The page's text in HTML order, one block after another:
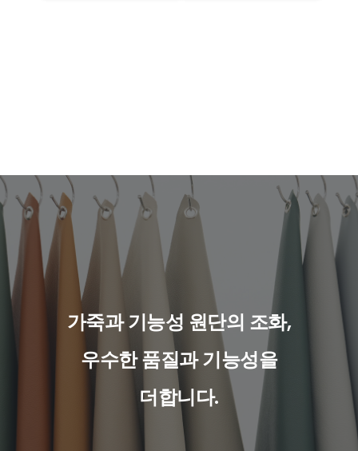
가죽과 기능성 원단의 조화,
우수한 품질과 기능성을
더합니다.